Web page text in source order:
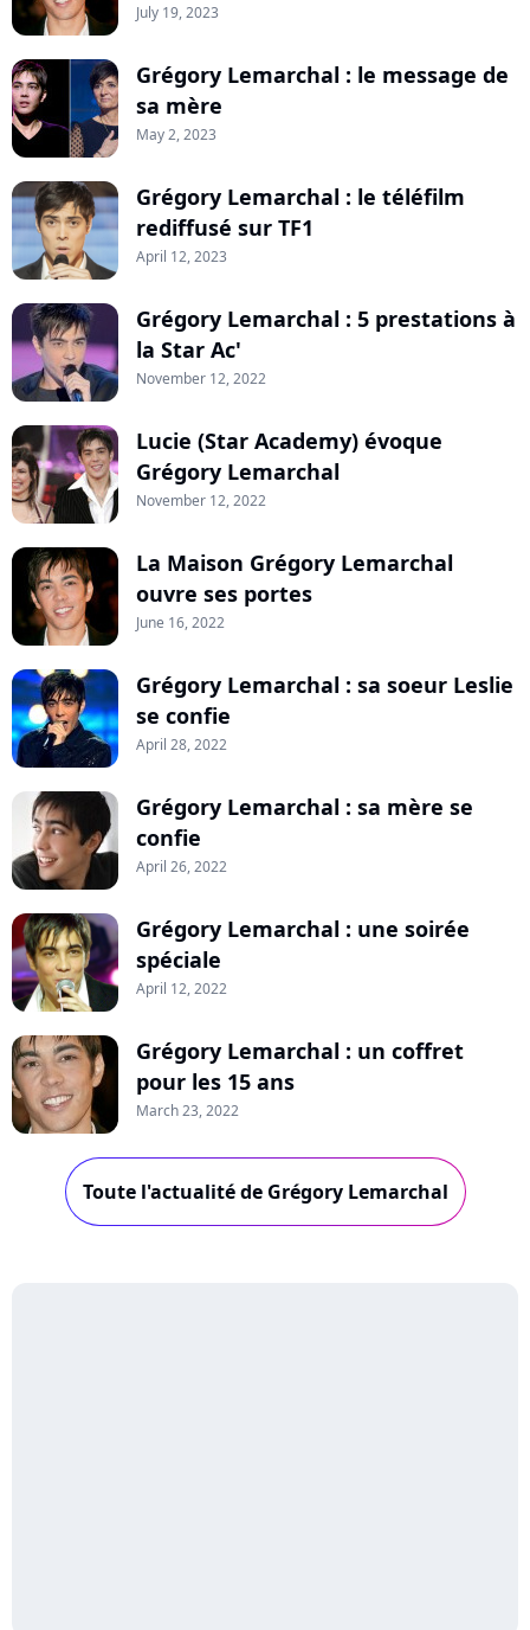
July 19, 2023
Grégory Lemarchal : le message de
sa mère
May 2, 2023
Grégory Lemarchal : le téléfilm
rediffusé sur TF1
April 12, 2023
Grégory Lemarchal : 5 prestations à
la Star Ac'
November 12, 2022
Lucie (Star Academy) évoque
Grégory Lemarchal
November 12, 2022
La Maison Grégory Lemarchal
ouvre ses portes
June 16, 2022
Grégory Lemarchal : sa soeur Leslie
se confie
April 28, 2022
Grégory Lemarchal : sa mère se
confie
April 26, 2022
Grégory Lemarchal : une soirée
spéciale
April 12, 2022
Grégory Lemarchal : un coffret
pour les 15 ans
March 23, 2022
Toute l'actualité de Grégory Lemarchal